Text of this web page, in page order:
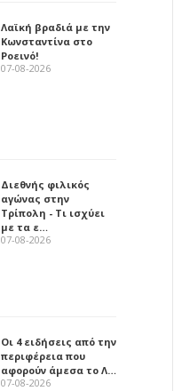
Λαϊκή βραδιά με την
Κωνσταντίνα στο
Ροεινό!
07-08-2026
Διεθνής φιλικός
αγώνας στην
Τρίπολη - Τι ισχύει
με τα ε…
07-08-2026
Οι 4 ειδήσεις από την
περιφέρεια που
αφορούν άμεσα το Λ…
07-08-2026